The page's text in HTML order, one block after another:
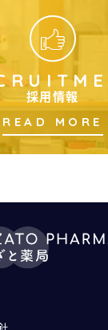
採用情報
READ MORE